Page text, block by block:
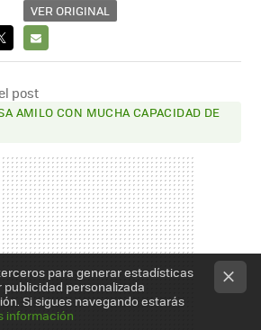
VER ORIGINAL
E-
MAIL
post
AMILO CON MUCHA CAPACIDAD DE
para generar estadísticas
personalizada
Si sigues navegando estarás
información